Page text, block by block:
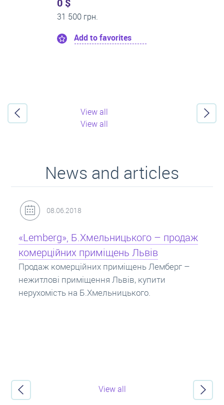
21 500 грн.
Add to favorites
View all
View all
News and articles
продаж
–
Кредит під заставу нерухомості:
Іпотека на квартиру – кредит на житло
заставу нерухомості. Купити в іпотеку
потрібно знати? Консультація від
про іпотечні кредити.
View all